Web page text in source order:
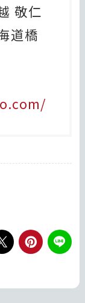
敬仁
道橋